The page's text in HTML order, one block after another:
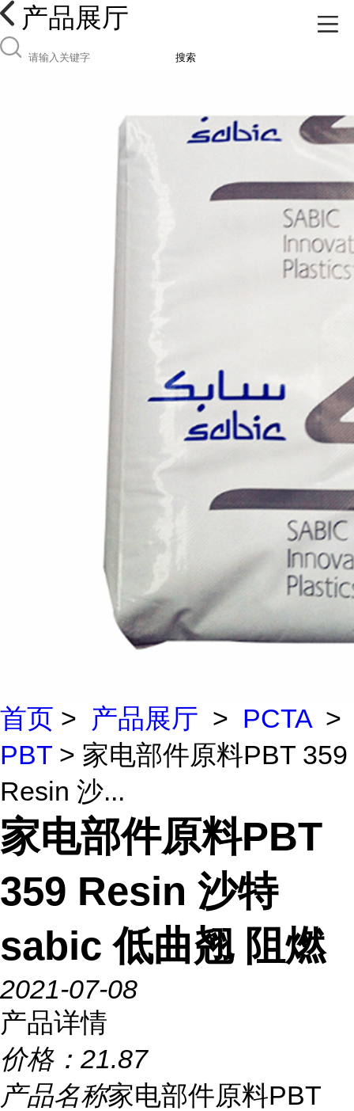
产品展厅
搜索
首页 > 产品展厅 > PCTA>
PBT > 家电部件原料PBT 359
Resin 沙...
家电部件原料PBT
359 Resin 沙特
sabic 低曲翘 阻燃
2021-07-08
产品详情
价格： 21.87
产品名称家电部件原料PBT